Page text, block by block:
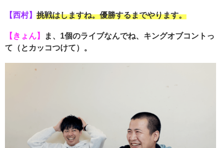
【西村】 挑戦はしますね。優勝するまでやります。
【きょん】
ま、1個のライブなんでね、キングオブコントっ
て（とカッコつけて）。